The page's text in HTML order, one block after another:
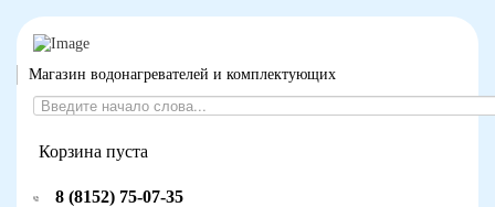
Магазин водонагревателей и комплектующих
Корзина пуста
8 (8152) 75-07-35